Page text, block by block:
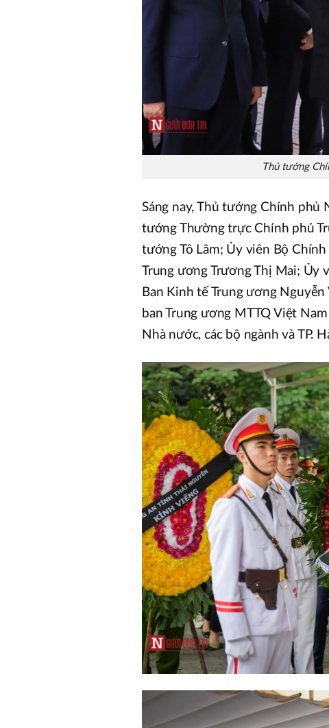
Thủ tướng
Sáng nay, Thủ tướng Chính phủ
tướng Thường trực Chính phủ
tướng Tô Lâm; Ủy viên Bộ
Trung ương Trương Thị Mai; Ủy
Ban Kinh tế Trung ương
ban Trung ương MTTQ Việt
Nhà nước, các bộ ngành và TP.